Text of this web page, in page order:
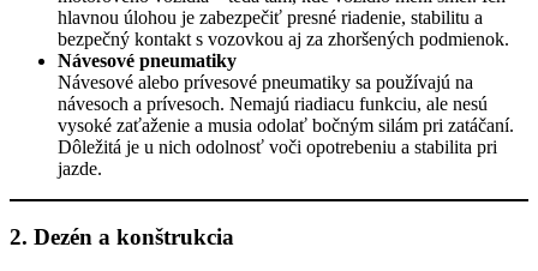
hlavnou úlohou je zabezpečiť presné riadenie, stabilitu a
bezpečný kontakt s vozovkou aj za zhoršených podmienok.
Návesové pneumatiky
Návesové alebo prívesové pneumatiky sa používajú na
návesoch a prívesoch. Nemajú riadiacu funkciu, ale nesú
vysoké zaťaženie a musia odolať bočným silám pri zatáčaní.
Dôležitá je u nich odolnosť voči opotrebeniu a stabilita pri
jazde.
2. Dezén a konštrukcia